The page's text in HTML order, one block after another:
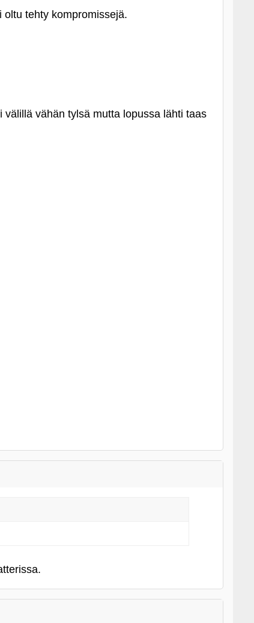
tehty kompromissejä.
vähän tylsä mutta lopussa lähti taas